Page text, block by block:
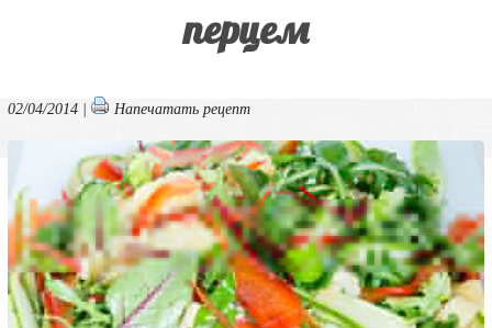
перцем
02/04/2014 | Напечатать рецепт